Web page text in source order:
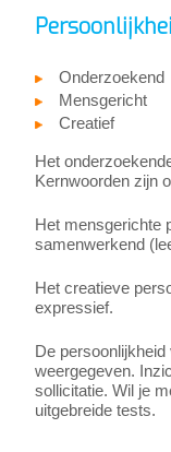
Onderzoekend
Mensgericht
Creatief
Het
Kernwoorden zijn
Het mensgerichte
samenwerkend
Het creatieve
expressief.
De
weergegeven.
sollicitatie. Wil je
uitgebreide tests.